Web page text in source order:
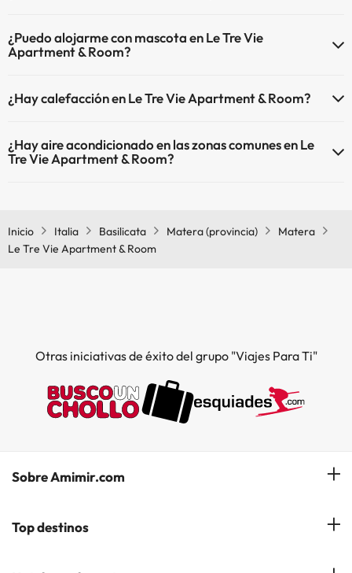
¿Puedo alojarme con mascota en Le Tre Vie
Apartment & Room?
petición y de pago directo en hotel). Consulta las condiciones.
¿Hay calefacción en Le Tre Vie Apartment & Room?
comunes.
¿Hay aire acondicionado en las zonas comunes en Le
Tre Vie Apartment & Room?
Inicio
Italia Basilicata Matera (provincia)
Matera
Le Tre Vie Apartment & Room
Otras iniciativas de éxito del grupo "Viajes Para Ti"
Sobre Amimir.com
¿Quiénes somos?
Top destinos
Hoteles en Salou